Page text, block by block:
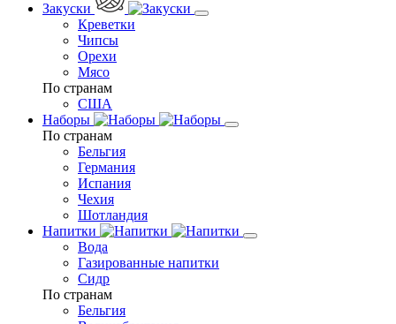
Закуски
Креветки
Чипсы
Орехи
Мясо
По странам
США
Наборы
По странам
Бельгия
Германия
Испания
Чехия
Шотландия
Напитки
Вода
Газированные напитки
Сидр
По странам
Бельгия